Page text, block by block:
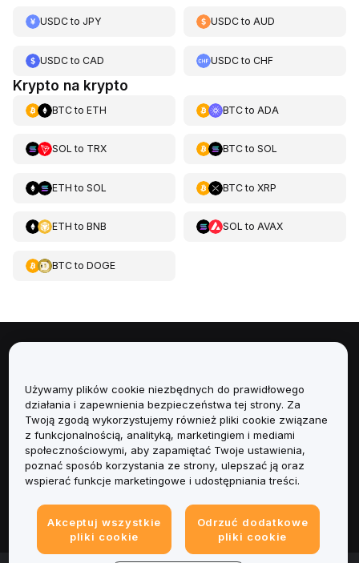
USDCto JPY USDCtoAUD
USDCto CAD USDCtoCHF
Krypto na krypto
BTCto ETH BTCto ADA
SOL to TRX BTCto SOL
ETH to SOL BTCto XRP
ETH to BNB SOL to AVAX
BTCto DOGE
Usługi
Obsługa Klienta
Produkty
Informacje prawne
Używamy plików cookie niezbędnych do prawidłowego
działania i zapewnienia bezpieczeństwa tej strony. Za
Twoją zgodą wykorzystujemy również pliki cookie związane
z funkcjonalnością, analityką, marketingiem i mediami
społecznościowymi, aby zapamiętać Twoje ustawienia,
poznać sposób korzystania ze strony, ulepszać ją oraz
wspierać funkcje marketingowe i udostępniania treści.
Akceptuj wszystkie
pliki cookie
Odrzuć dodatkowe
pliki cookie